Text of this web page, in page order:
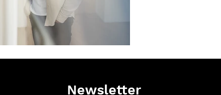
Newsletter